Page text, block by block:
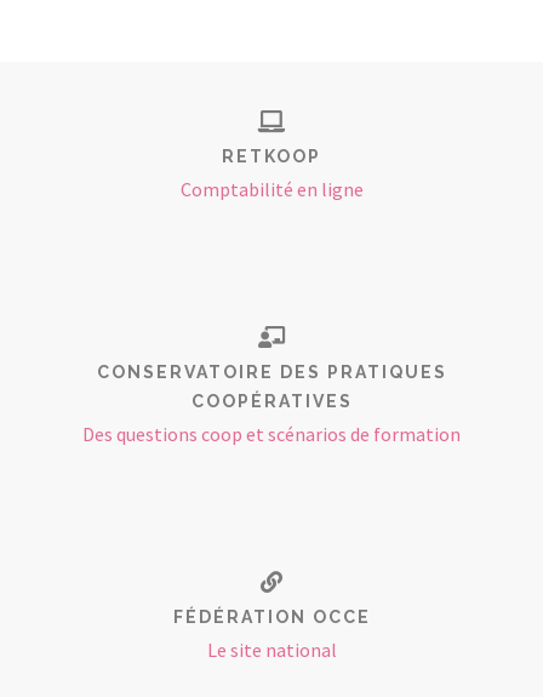
RETKOOP
Comptabilité en ligne
CONSERVATOIRE DES PRATIQUES
COOPÉRATIVES
Des questions coop et scénarios de formation
FÉDÉRATION OCCE
Le site national